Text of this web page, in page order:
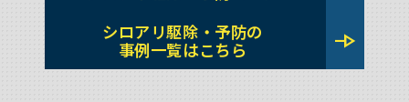
シロアリ駆除・予防の
事例一覧はこちら
line_end_arrow